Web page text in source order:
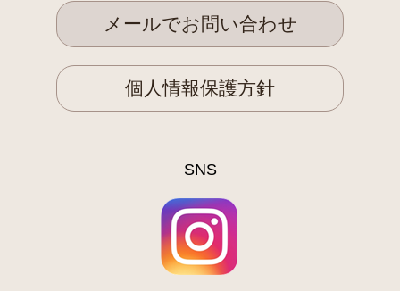
メールでお問い合わせ
個人情報保護方針
SNS